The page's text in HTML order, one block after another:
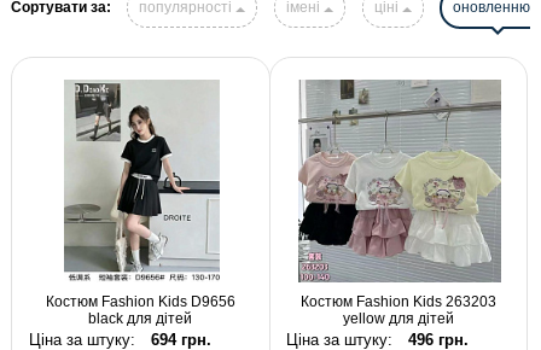
Сортувати за: популярності імені ціні оновленню
Костюм Fashion Kids D9656
black для дітей
Ціна за штуку: 694 грн.
Костюм Fashion Kids 263203
yellow для дітей
Ціна за штуку: 496 грн.